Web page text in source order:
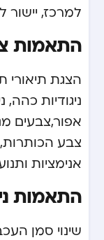
למרכז, יישור
התאמות
הצגת תיאורי
ניגודיות כהה,
אפור,צבעים
צבע
אנימציות
התאמות
שינוי סמן